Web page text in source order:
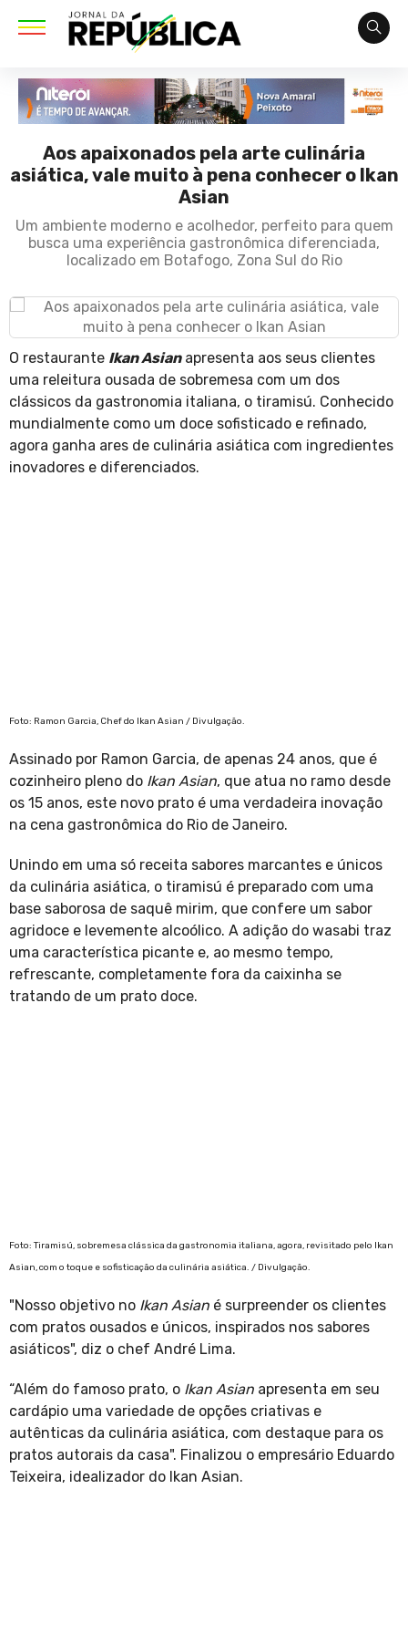
Aos apaixonados pela arte culinária
asiática, vale muito à pena conhecer o Ikan
Asian
Um ambiente moderno e acolhedor, perfeito para quem
busca uma experiência gastronômica diferenciada,
localizado em Botafogo, Zona Sul do Rio
O restaurante Ikan Asian apresenta aos seus clientes
uma releitura ousada de sobremesa com um dos
clássicos da gastronomia italiana, o tiramisú. Conhecido
mundialmente como um doce sofisticado e refinado,
agora ganha ares de culinária asiática com ingredientes
inovadores e diferenciados.
Foto: Ramon Garcia, Chef do Ikan Asian / Divulgação.
Assinado por Ramon Garcia, de apenas 24 anos, que é
cozinheiro pleno do Ikan Asian, que atua no ramo desde
os 15 anos, este novo prato é uma verdadeira inovação
na cena gastronômica do Rio de Janeiro.
Unindo em uma só receita sabores marcantes e únicos
da culinária asiática, o tiramisú é preparado com uma
base saborosa de saquê mirim, que confere um sabor
agridoce e levemente alcoólico. A adição do wasabi traz
uma característica picante e, ao mesmo tempo,
refrescante, completamente fora da caixinha se
tratando de um prato doce.
Foto: Tiramisú, sobremesa clássica da gastronomia italiana, agora, revisitado pelo Ikan
Asian, com o toque e sofisticação da culinária asiática. / Divulgação.
"Nosso objetivo no Ikan Asian é surpreender os clientes
com pratos ousados e únicos, inspirados nos sabores
asiáticos", diz o chef André Lima.
“Além do famoso prato, o Ikan Asian apresenta em seu
cardápio uma variedade de opções criativas e
autênticas da culinária asiática, com destaque para os
pratos autorais da casa". Finalizou o empresário Eduardo
Teixeira, idealizador do Ikan Asian.